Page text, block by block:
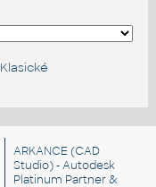
Klasické
ARKANCE (CAD
Studio) - Autodesk
Platinum Partner &